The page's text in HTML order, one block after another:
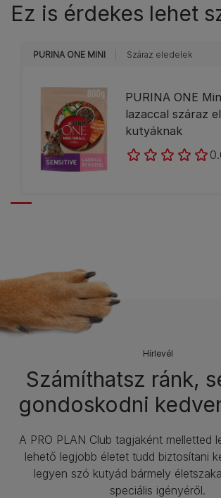
Ez is érdekes lehet
PURINA ONE MINI Száraz eledelek
PURINA ONE
lazaccal száraz
kutyáknak
Hírlevél​
Számíthatsz ránk,
gondoskodni
A PRO PLAN Club tagjaként melletted
lehető legjobb életet tudd biztosítani
legyen szó kutyád bármely
speciális igényéről.